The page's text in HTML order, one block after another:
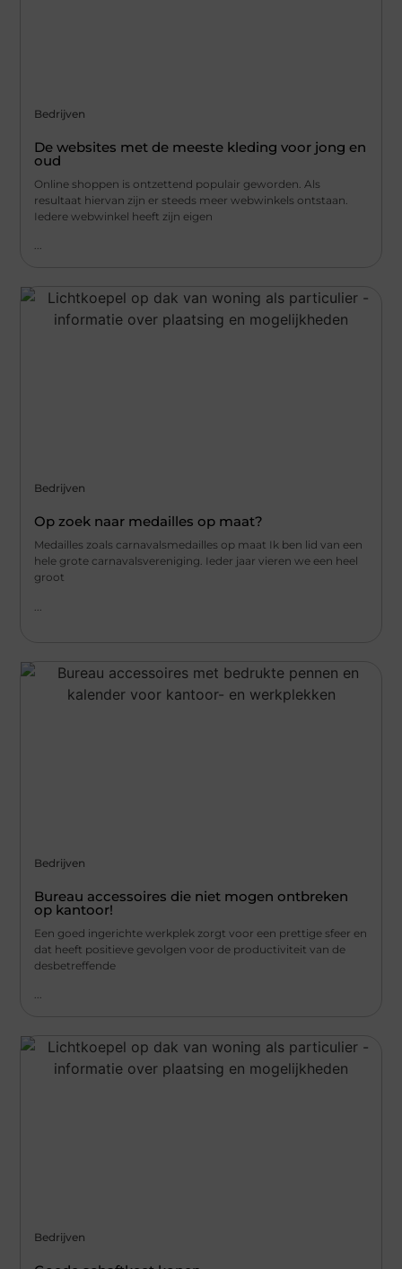
Bedrijven
De websites met de meeste kleding voor jong en
oud
Online shoppen is ontzettend populair geworden. Als
resultaat hiervan zijn er steeds meer webwinkels ontstaan.
Iedere webwinkel heeft zijn eigen
...
Bedrijven
Op zoek naar medailles op maat?
Medailles zoals carnavalsmedailles op maat Ik ben lid van een
hele grote carnavalsvereniging. Ieder jaar vieren we een heel
groot
Bedrijven
Bureau accessoires die niet mogen ontbreken
op kantoor!
Een goed ingerichte werkplek zorgt voor een prettige sfeer en
dat heeft positieve gevolgen voor de productiviteit van de
desbetreffende
Bedrijven